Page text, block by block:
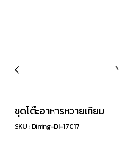
ชุดโต๊ะอาหารหวายเทียม
SKU : Dining-DI-17017